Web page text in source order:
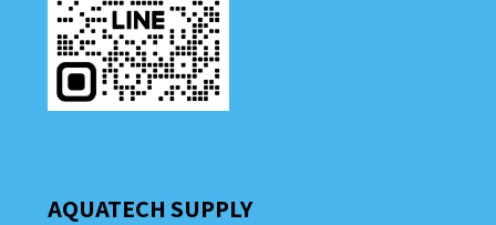
AQUATECH SUPPLY